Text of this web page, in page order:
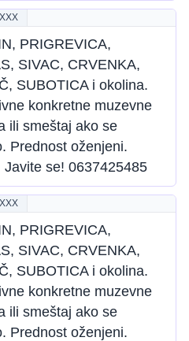
PRIGREVICA,
SIVAC, CRVENKA,
SUBOTICA i okolina.
konkretne muzevne
ili smeštaj ako se
Prednost oženjeni.
se! 0637425485
PRIGREVICA,
SIVAC, CRVENKA,
SUBOTICA i okolina.
konkretne muzevne
ili smeštaj ako se
Prednost oženjeni.